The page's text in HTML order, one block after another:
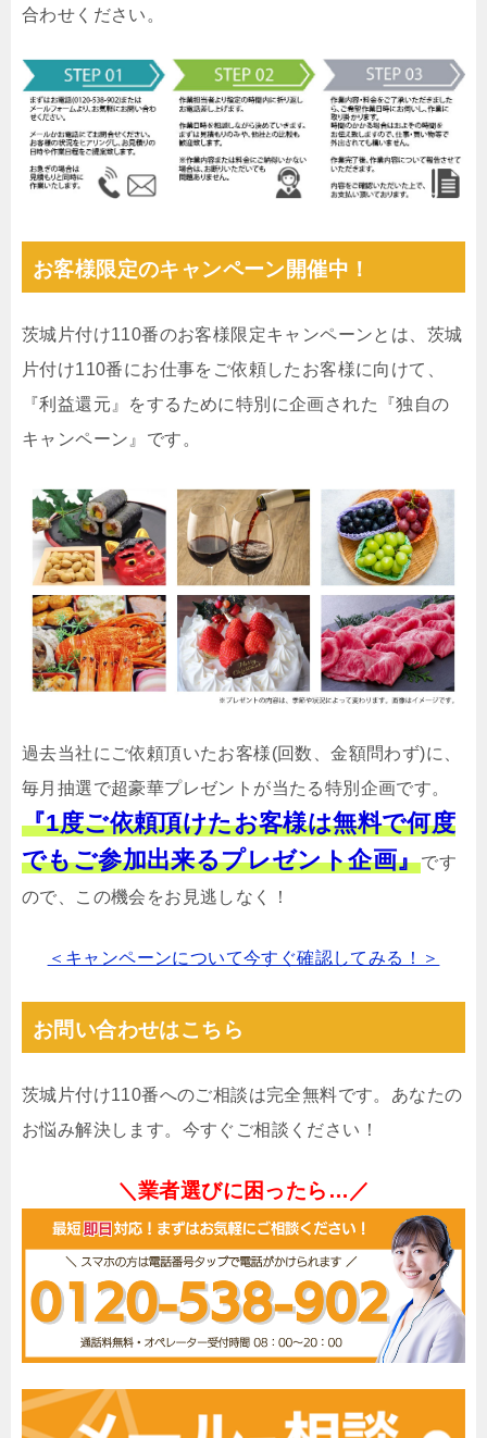
合わせください。
お客様限定のキャンペーン開催中！
茨城片付け110番のお客様限定キャンペーンとは、茨城
片付け110番にお仕事をご依頼したお客様に向けて、
『利益還元』をするために特別に企画された『独自の
キャンペーン』です。
過去当社にご依頼頂いたお客様(回数、金額問わず)に、
毎月抽選で超豪華プレゼントが当たる特別企画です。
『1度ご依頼頂けたお客様は無料で何度
でもご参加出来るプレゼント企画』です
ので、この機会をお見逃しなく！
＜キャンペーンについて今すぐ確認してみる！＞
お問い合わせはこちら
茨城片付け110番へのご相談は完全無料です。あなたの
お悩み解決します。今すぐご相談ください！
＼業者選びに困ったら…／